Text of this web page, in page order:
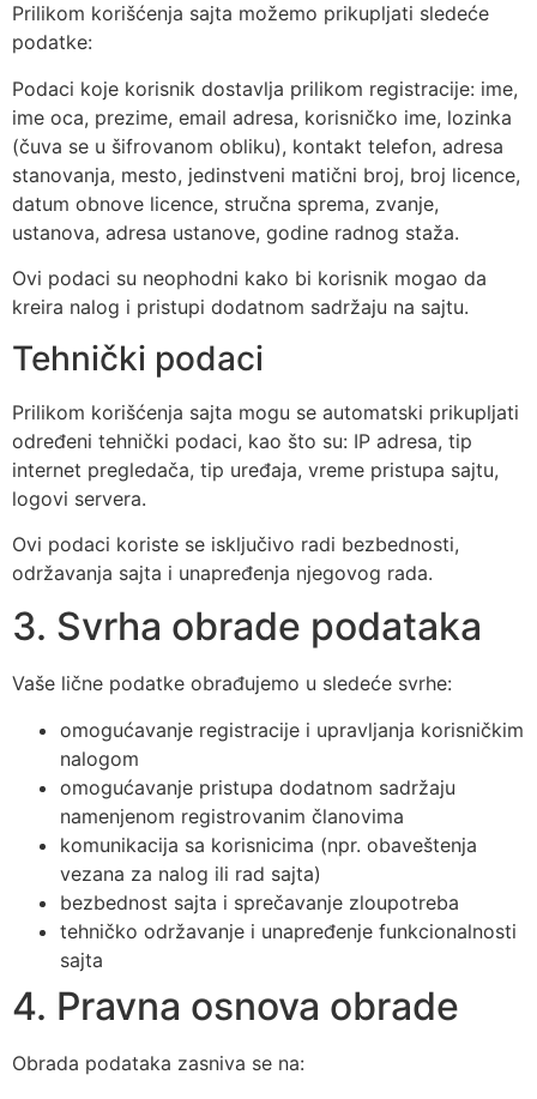
Prilikom korišćenja sajta možemo prikupljati sledeće
podatke:
Podaci koje korisnik dostavlja prilikom registracije: ime,
ime oca, prezime, email adresa, korisničko ime, lozinka
(čuva se u šifrovanom obliku), kontakt telefon, adresa
stanovanja, mesto, jedinstveni matični broj, broj licence,
datum obnove licence, stručna sprema, zvanje,
ustanova, adresa ustanove, godine radnog staža.
Ovi podaci su neophodni kako bi korisnik mogao da
kreira nalog i pristupi dodatnom sadržaju na sajtu.
Tehnički podaci
Prilikom korišćenja sajta mogu se automatski prikupljati
određeni tehnički podaci, kao što su: IP adresa, tip
internet pregledača, tip uređaja, vreme pristupa sajtu,
logovi servera.
Ovi podaci koriste se isključivo radi bezbednosti,
održavanja sajta i unapređenja njegovog rada.
3. Svrha obrade podataka
Vaše lične podatke obrađujemo u sledeće svrhe:
omogućavanje registracije i upravljanja korisničkim
nalogom
omogućavanje pristupa dodatnom sadržaju
namenjenom registrovanim članovima
komunikacija sa korisnicima (npr. obaveštenja
vezana za nalog ili rad sajta)
bezbednost sajta i sprečavanje zloupotreba
tehničko održavanje i unapređenje funkcionalnosti
sajta
4. Pravna osnova obrade
Obrada podataka zasniva se na: